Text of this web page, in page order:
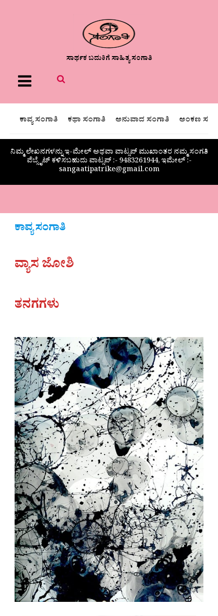
ಸಾರ್ಥಕ ಬದುಕಿಗೆ ಸಾಹಿತ್ಯ ಸಂಗಾತಿ
Menu
ಕಾವ್ಯ ಸಂಗಾತಿ ಕಥಾ ಸಂಗಾತಿ ಅನುವಾದ ಸಂಗಾತಿ ಅಂಕಣ
ನಿಮ್ಮ ಲೇಖನಗಳನ್ನು ಇ-ಮೇಲ್ ಅಥವಾ ವಾಟ್ಸಪ್ ಮುಖಾಂತರ ನಮ್ಮ ಸಂಗತಿ
ವೆಬ್ಸೈಟ್ ಕಳಿಸಬಹುದು ವಾಟ್ಸಪ್‌ :- 9483261944, ಇಮೇಲ್ :-
sangaatipatrike@gmail.com
ಕಾವ್ಯ ಸಂಗಾತಿ
ವ್ಯಾಸ ಜೋಶಿ
ತನಗಗಳು